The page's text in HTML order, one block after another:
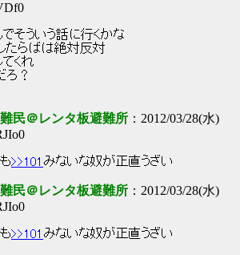
そういう話に行くかな
たらばは絶対反対
くれ
ろ？
民＠レンタ板避難所 ：2012/03/28(水)
>>101 みないな奴が正直うざい
民＠レンタ板避難所 ：2012/03/28(水)
>>101 みないな奴が正直うざい